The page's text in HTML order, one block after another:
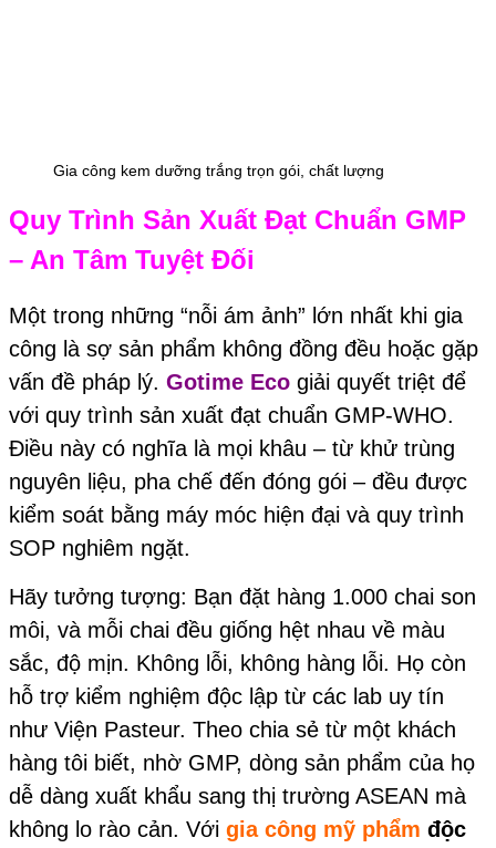
Gia công kem dưỡng trắng trọn gói, chất lượng
Quy Trình Sản Xuất Đạt Chuẩn GMP
– An Tâm Tuyệt Đối
Một trong những “nỗi ám ảnh” lớn nhất khi gia
công là sợ sản phẩm không đồng đều hoặc gặp
vấn đề pháp lý. Gotime Eco giải quyết triệt để
với quy trình sản xuất đạt chuẩn GMP-WHO.
Điều này có nghĩa là mọi khâu – từ khử trùng
nguyên liệu, pha chế đến đóng gói – đều được
kiểm soát bằng máy móc hiện đại và quy trình
SOP nghiêm ngặt.
Hãy tưởng tượng: Bạn đặt hàng 1.000 chai son
môi, và mỗi chai đều giống hệt nhau về màu
sắc, độ mịn. Không lỗi, không hàng lỗi. Họ còn
hỗ trợ kiểm nghiệm độc lập từ các lab uy tín
như Viện Pasteur. Theo chia sẻ từ một khách
hàng tôi biết, nhờ GMP, dòng sản phẩm của họ
dễ dàng xuất khẩu sang thị trường ASEAN mà
không lo rào cản. Với gia công mỹ phẩm độc